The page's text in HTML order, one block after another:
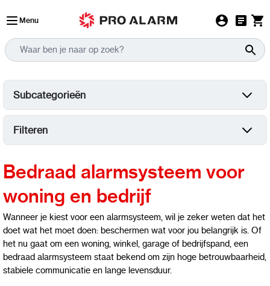
Menu
Subcategorieën
Filteren
Bedraad alarmsysteem voor
woning en bedrijf
Wanneer je kiest voor een alarmsysteem, wil je zeker weten dat het
doet wat het moet doen: beschermen wat voor jou belangrijk is. Of
het nu gaat om een woning, winkel, garage of bedrijfspand, een
bedraad alarmsysteem staat bekend om zijn hoge betrouwbaarheid,
stabiele communicatie en lange levensduur.